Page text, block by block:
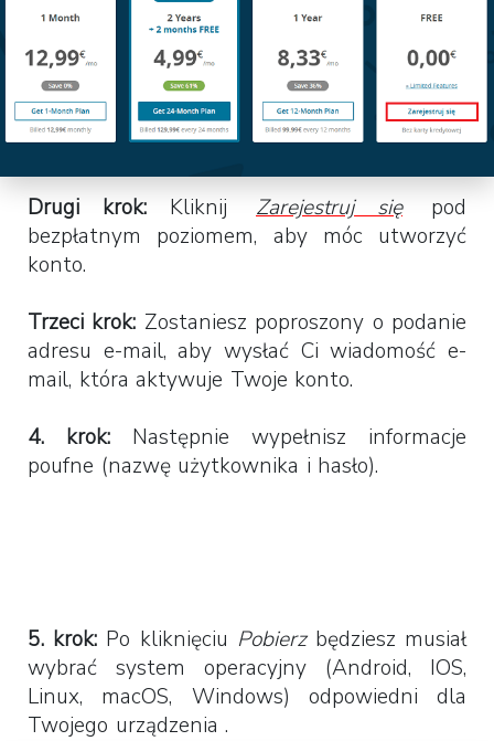
Drugi krok: Kliknij Zarejestruj się
pod
bezpłatnym poziomem, aby móc utworzyć
konto.
Trzeci krok: Zostaniesz poproszony o podanie
adresu e-mail, aby wysłać Ci wiadomość e-
mail, która aktywuje Twoje konto.
4. krok: Następnie wypełnisz informacje
poufne (nazwę użytkownika i hasło).
5. krok: Po kliknięciu Pobierz będziesz musiał
wybrać system operacyjny (Android, IOS,
Linux, macOS, Windows) odpowiedni dla
Twojego urządzenia .